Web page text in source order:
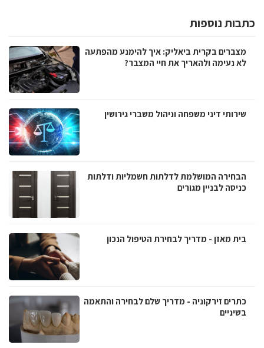
כתבות נוספות
מצברים בקרית ביאליק: איך להימנע מהפתעה
לא נעימה ולהאריך את חיי המצבר?
שירותי דיני משפחה וניהול משברי גירושין
הבחירה המושלמת לדלתות חשמליות ודלתות
כניסה לבניין מגורים
בית מאזן - מדריך לבחירת הטיפול הנכון
כתרים זירקוניה - מדריך שלם לבחירה והתאמה
בשיניים